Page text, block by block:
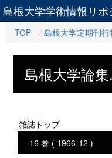
島根大学学術情報リポ
TOP 島根大学定期刊行
島根大学論
雑誌トップ
16 巻 ( 1966-12 )